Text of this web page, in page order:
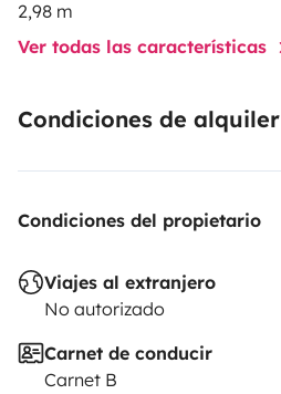
2,98 m
Ver todas las características
Condiciones de alquiler
Condiciones del propietario
Viajes al extranjero
No autorizado
Carnet de conducir
Carnet B